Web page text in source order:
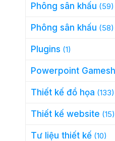
Phông sân khấu (59)
Phông sân khấu (58)
Plugins (1)
Powerpoint
Thiết kế đồ họa (133)
Thiết kế website (15)
Tư liệu thiết kế(10)